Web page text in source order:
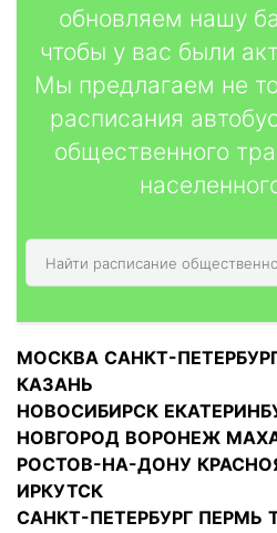
обновляем нашу
чтобы у вас были
Мы предлагаем не
расписания
общественного
МОСКВА САНКТ-
КАЗАНЬ
НОВОСИБИРСК
НОВГОРОД ВОРОНЕЖ
РОСТОВ-НА-ДОНУ
ИРКУТСК
САНКТ-ПЕТЕРБУРГ ПЕРМЬ